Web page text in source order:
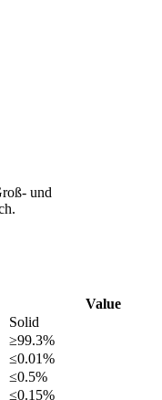
und
Value
Solid
≥99.3%
≤0.01%
≤0.5%
≤0.15%